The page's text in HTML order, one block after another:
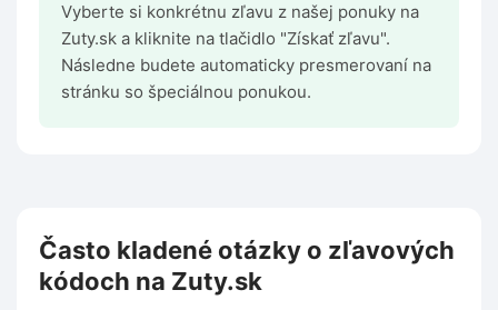
Vyberte si konkrétnu zľavu z našej ponuky na
Zuty.sk a kliknite na tlačidlo "Získať zľavu".
Následne budete automaticky presmerovaní na
stránku so špeciálnou ponukou.
Často kladené otázky o zľavových
kódoch na Zuty.sk